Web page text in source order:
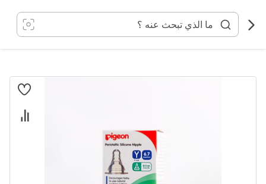
المحتوى
انتقل